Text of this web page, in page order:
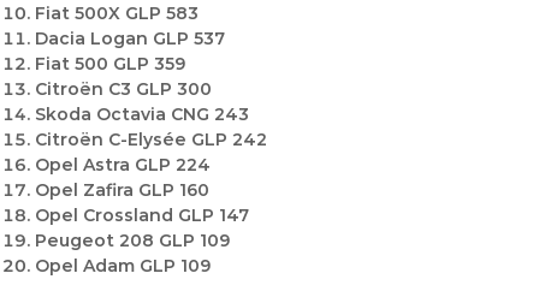
Fiat 500X GLP 583
Dacia Logan GLP 537
Fiat 500 GLP 359
Citroën C3 GLP 300
Skoda Octavia CNG 243
Citroën C-Elysée GLP 242
Opel Astra GLP 224
Opel Zafira GLP 160
Opel Crossland GLP 147
Peugeot 208 GLP 109
Opel Adam GLP 109